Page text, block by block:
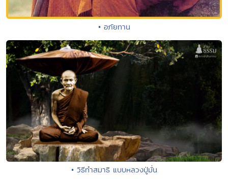
• อภัยทาน
• วิธีทำสมาธิ แบบหลวงปู่มั่น